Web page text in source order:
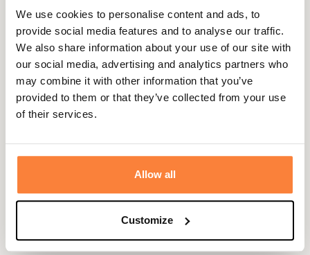
We use cookies to personalise content and ads, to
provide social media features and to analyse our traffic.
We also share information about your use of our site with
our social media, advertising and analytics partners who
may combine it with other information that you’ve
provided to them or that they’ve collected from your use
of their services.
Allow all
Customize
Ses empiècements au niveau des épaules et des rebords
de poche en suède ainsi que l'esthétisme de la laine à
chevrons et à carreaux bleu et rouge lui donne un look
très raffiné et élégant. Ce gilet est doté de deux fentes à
pressions sur les côtés pour être plus à l'aise lors
d'activités.
Ce gilet Game Vest se ferme à l'aide d'une fermeture éclair
zippées qui peuvent servir de repose-mains. La doublure
du dos est équipé d'un emplacement pour y glisser le
d'un pull pour un look gentleman Farmer et lors de
températures fraiches grâce au système chauffant.